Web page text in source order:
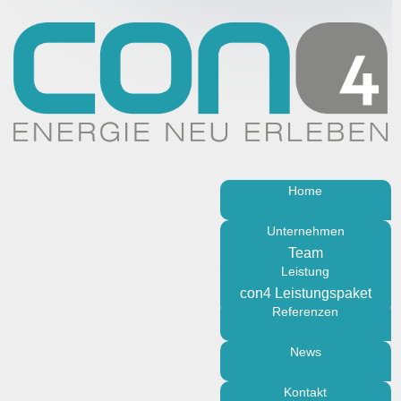
Home
Unternehmen
Team
Über uns
Philosophie
Leistung
con4 Leistungspaket
Referenzen
News
Kontakt